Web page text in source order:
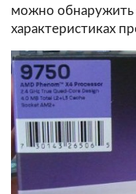
можно
характеристиках